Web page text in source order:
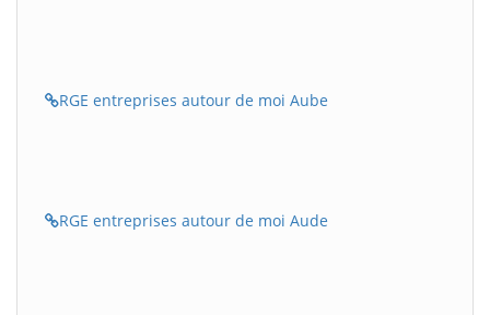
RGE entreprises autour de moi Aube
RGE entreprises autour de moi Aude